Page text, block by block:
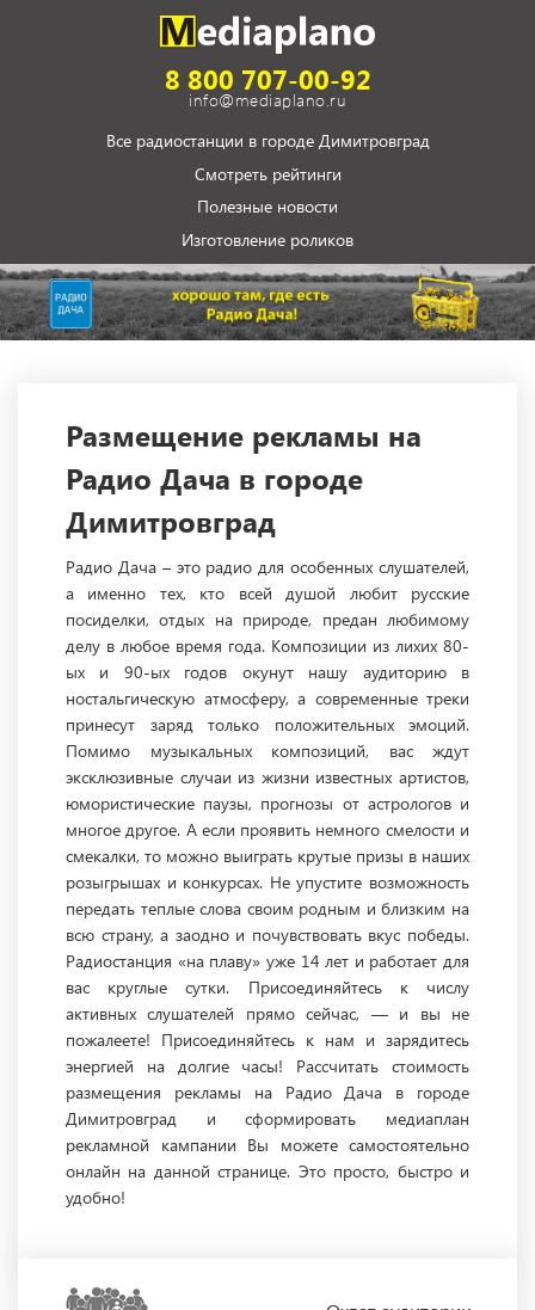
8 800 707-00-92
info@mediaplano.ru
Все радиостанции в городе Димитровград
Смотреть рейтинги
Полезные новости
Изготовление роликов
Размещение рекламы на
Радио Дача в городе
Димитровград
Радио Дача – это радио для особенных слушателей,
а именно тех, кто всей душой любит русские
посиделки, отдых на природе, предан любимому
делу в любое время года. Композиции из лихих 80-
ых и 90-ых годов окунут нашу аудиторию в
ностальгическую атмосферу, а современные треки
принесут заряд только положительных эмоций.
Помимо музыкальных композиций, вас ждут
эксклюзивные случаи из жизни известных артистов,
юмористические паузы, прогнозы от астрологов и
многое другое. А если проявить немного смелости и
смекалки, то можно выиграть крутые призы в наших
розыгрышах и конкурсах. Не упустите возможность
передать теплые слова своим родным и близким на
всю страну, а заодно и почувствовать вкус победы.
Радиостанция «на плаву» уже 14 лет и работает для
вас круглые сутки. Присоединяйтесь к числу
активных слушателей прямо сейчас, — и вы не
пожалеете! Присоединяйтесь к нам и зарядитесь
энергией на долгие часы! Рассчитать стоимость
размещения рекламы на Радио Дача в городе
Димитровград и сформировать медиаплан
рекламной кампании Вы можете самостоятельно
онлайн на данной странице. Это просто, быстро и
удобно!